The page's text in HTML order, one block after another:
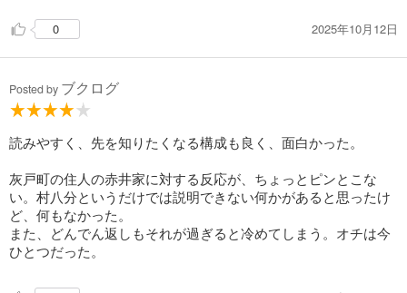
0 2025年10月12日
Posted by ブクログ
読みやすく、先を知りたくなる構成も良く、面白かった。
灰戸町の住人の赤井家に対する反応が、ちょっとピンとこな
い。村八分というだけでは説明できない何かがあると思ったけ
ど、何もなかった。
また、どんでん返しもそれが過ぎると冷めてしまう。オチは今
ひとつだった。